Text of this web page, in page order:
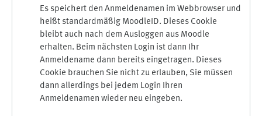
Es speichert den Anmeldenamen im Webbrowser und
heißt standardmäßig MoodleID. Dieses Cookie
bleibt auch nach dem Ausloggen aus Moodle
erhalten. Beim nächsten Login ist dann Ihr
Anmeldename dann bereits eingetragen. Dieses
Cookie brauchen Sie nicht zu erlauben, Sie müssen
dann allerdings bei jedem Login Ihren
Anmeldenamen wieder neu eingeben.